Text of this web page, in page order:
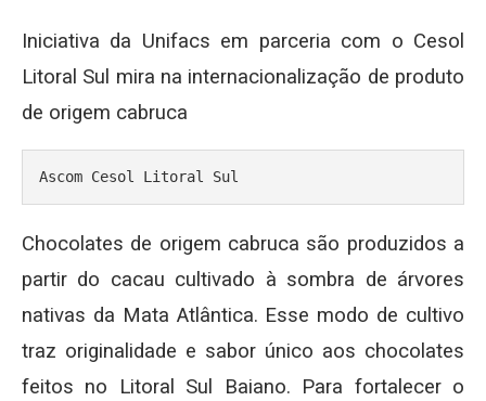
Iniciativa da Unifacs em parceria com o Cesol
Litoral Sul mira na internacionalização de produto
de origem cabruca
Ascom Cesol Litoral Sul
Chocolates de origem cabruca são produzidos a
partir do cacau cultivado à sombra de árvores
nativas da Mata Atlântica. Esse modo de cultivo
traz originalidade e sabor único aos chocolates
feitos no Litoral Sul Baiano. Para fortalecer o